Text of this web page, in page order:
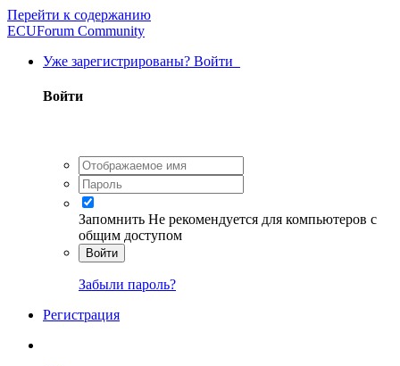
Перейти к содержанию
ECUForum Community
Уже зарегистрированы? Войти
Войти
Запомнить Не рекомендуется для компьютеров с
общим доступом
Войти
Забыли пароль?
Регистрация